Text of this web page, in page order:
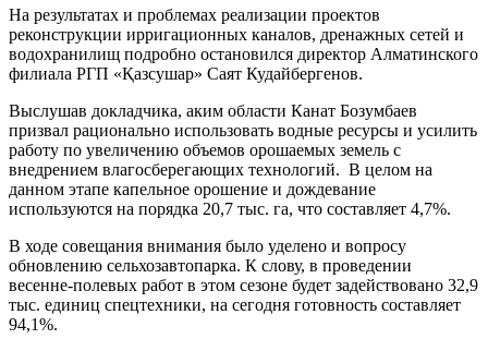
На результатах и проблемах реализации проектов
реконструкции ирригационных каналов, дренажных сетей и
водохранилищ подробно остановился директор Алматинского
филиала РГП «Қазсушар» Саят Кудайбергенов.
Выслушав докладчика, аким области Канат Бозумбаев
призвал рационально использовать водные ресурсы и усилить
работу по увеличению объемов орошаемых земель с
внедрением влагосберегающих технологий. В целом на
данном этапе капельное орошение и дождевание
используются на порядка 20,7 тыс. га, что составляет 4,7%.
В ходе совещания внимания было уделено и вопросу
обновлению сельхозавтопарка. К слову, в проведении
весенне-полевых работ в этом сезоне будет задействовано 32,9
тыс. единиц спецтехники, на сегодня готовность составляет
94,1%.